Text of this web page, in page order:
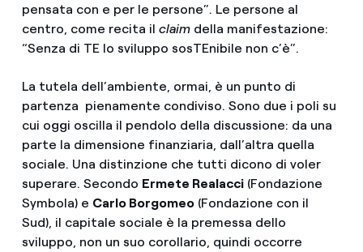
pensata con e per le persone”. Le persone al
centro, come recita il claimdella manifestazione:
“Senza di TE lo sviluppo sosTEnibile non c’è”.
La tutela dell’ambiente, ormai, è un punto di
partenza pienamente condiviso. Sono due i poli su
cui oggi oscilla il pendolo della discussione: da una
parte la dimensione finanziaria, dall’altra quella
sociale. Una distinzione che tutti dicono di voler
superare. Secondo Ermete Realacci(Fondazione
Symbola) e Carlo Borgomeo(Fondazione con il
Sud), il capitale sociale è la premessa dello
sviluppo, non un suo corollario, quindi occorre